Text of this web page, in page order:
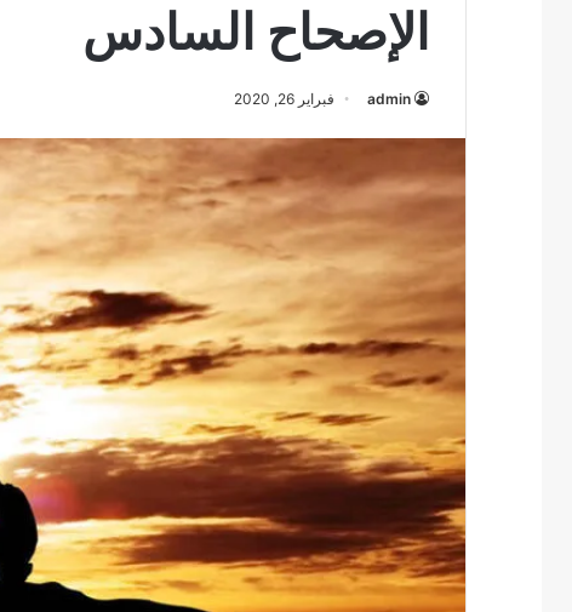
الإصحاح السادس
admin فبراير 26, 2020